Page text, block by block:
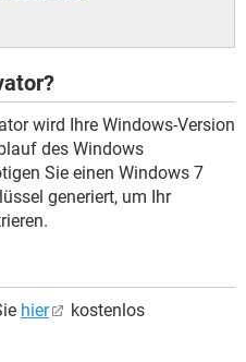
wird Ihre Windows-Version
des Windows
Sie einen Windows 7
generiert, um Ihr
hier
kostenlos